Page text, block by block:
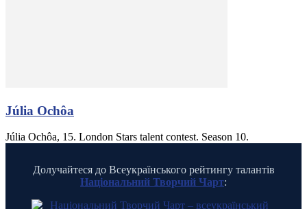
Júlia Ochôa
Júlia Ochôa, 15. London Stars talent contest. Season 10.
Долучайтеся до Всеукраїнського рейтингу талантів
Національний Творчий Чарт: